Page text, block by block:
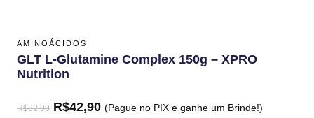
AMINOÁCIDOS
GLT L-Glutamine Complex 150g – XPRO
Nutrition
R$82,90 R$42,90 (Pague no PIX e ganhe um Brinde!)